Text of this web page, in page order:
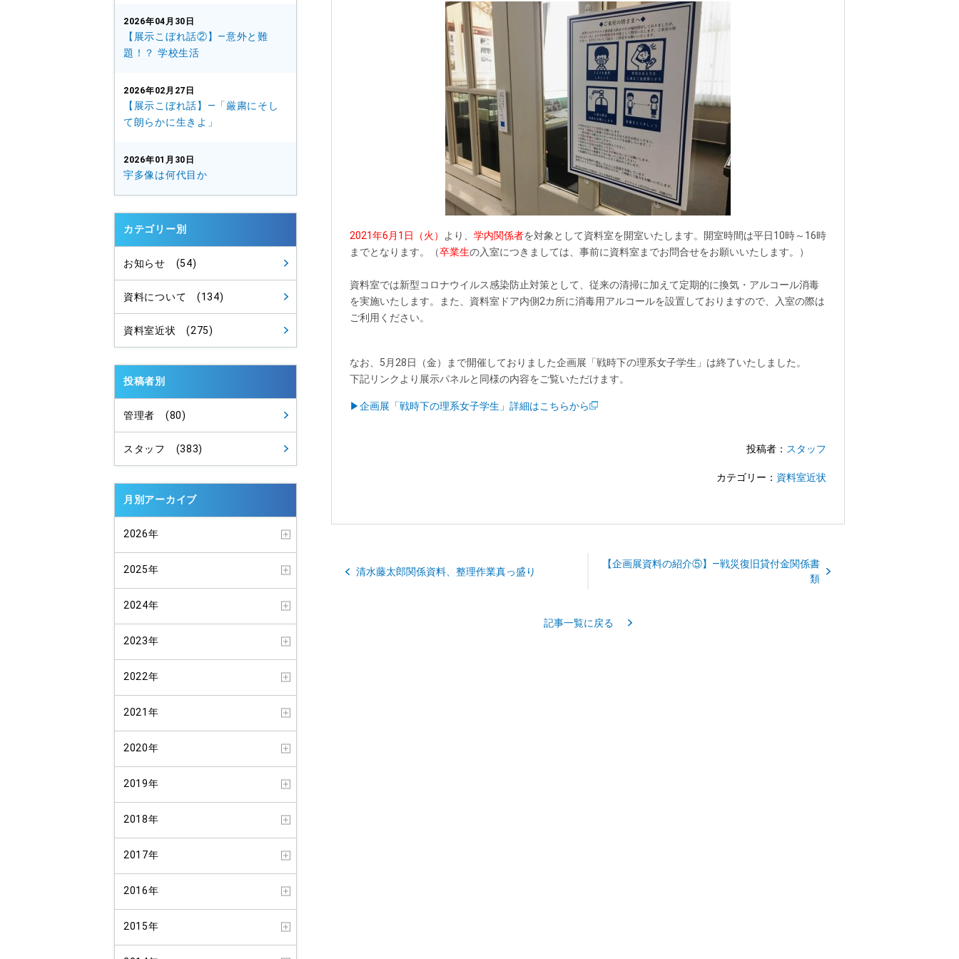
2021年6月1日（火） より、 学内関係者を対象として資料室を開室いたします。開室時間は平日10時～16時
までとなります。（卒業生の入室につきましては、事前に資料室までお問合せをお願いいたします。）
資料室では新型コロナウイルス感染防止対策として、従来の清掃に加えて定期的に換気・アルコール消毒
を実施いたします。また、資料室ドア内側2カ所に消毒用アルコールを設置しておりますので、入室の際は
ご利用ください。
なお、5月28日（金）まで開催しておりました企画展「戦時下の理系女子学生」は終了いたしました。
下記リンクより展示パネルと同様の内容をご覧いただけます。
▶企画展「戦時下の理系女子学生」詳細はこちらから
投稿者： スタッフ
カテゴリー： 資料室近状
清水藤太郎関係資料、整理作業真っ盛り
【企画展資料の紹介⑤】—戦災復旧貸付金関係書
類
記事一覧に戻る
2026年04月30日
【展示こぼれ話②】—意外と難
題！？ 学校生活
2026年02月27日
【展示こぼれ話】—「厳粛にそし
て朗らかに生きよ」
2026年01月30日
宇多像は何代目か
カテゴリー別
お知らせ (54)
資料について (134)
資料室近状 (275)
投稿者別
管理者 (80)
スタッフ (383)
月別アーカイブ
2026年
2025年
2024年
2023年
2022年
2021年
2020年
2019年
2018年
2017年
2016年
2015年